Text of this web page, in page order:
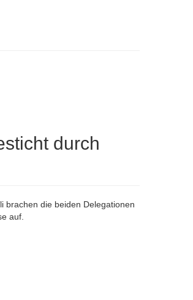
durch
brachen die beiden Delegationen
auf.